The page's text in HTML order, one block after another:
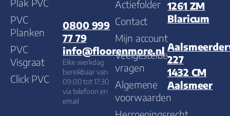
Plak PVC
PVC
Planken
PVC
Visgraat
Click PVC
0800 999
77 79
info@floorenmore.nl
Elke werkdag
bereikbaar van
09:00 tot 17:30
via telefoon en
email
Actiefolder
Contact
Mijn account
Veelgestelde
vragen
Algemene
voorwaarden
1261 ZM
Blaricum
227
1432 CM
Aalsmeer